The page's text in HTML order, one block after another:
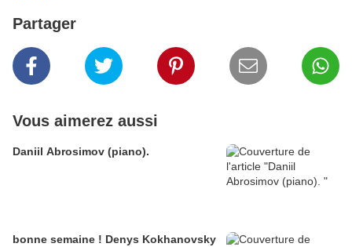
Partager
Vous aimerez aussi
Daniil Abrosimov (piano).
bonne semaine ! Denys Kokhanovsky